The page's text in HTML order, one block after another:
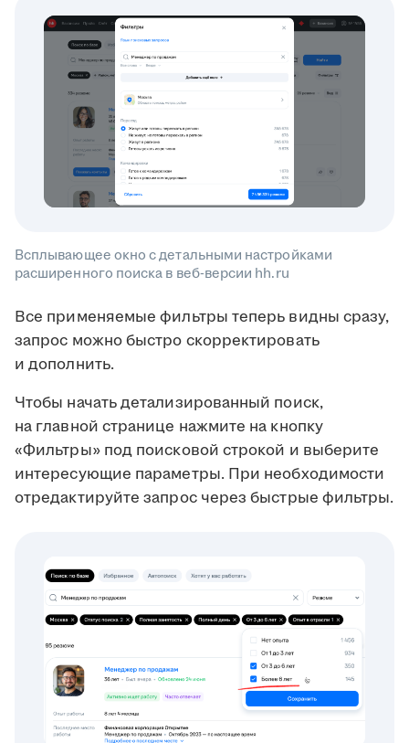
Всплывающее окно с детальными настройками
расширенного поиска в веб-версии hh.ru
Все применяемые фильтры теперь видны сразу,
запрос можно быстро скорректировать
и дополнить.
Чтобы начать детализированный поиск,
на главной странице нажмите на кнопку
«Фильтры» под поисковой строкой и выберите
интересующие параметры. При необходимости
отредактируйте запрос через быстрые фильтры.